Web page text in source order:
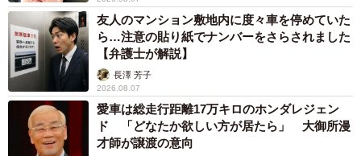
グ」
梨木 香奈
2026.08.06
髪をバッサリと切った飼い主が帰宅すると→愛
犬たちの反応に「ワンコ様でも戸惑うのね
（笑）」「困り顔がかわいい」
ANNA
2026.08.06
「誰かみたいにならなきゃ」 他人を正解にし